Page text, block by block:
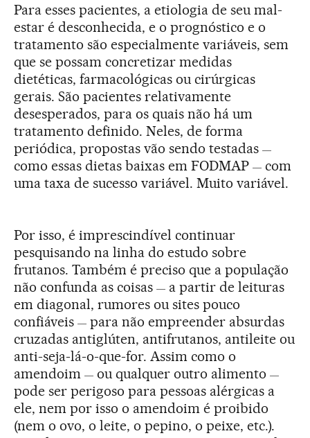
Para esses pacientes, a etiologia de seu mal-
estar é desconhecida, e o prognóstico e o
tratamento são especialmente variáveis, sem
que se possam concretizar medidas
dietéticas, farmacológicas ou cirúrgicas
gerais. São pacientes relativamente
desesperados, para os quais não há um
tratamento definido. Neles, de forma
periódica, propostas vão sendo testadas —
como essas dietas baixas em FODMAP — com
uma taxa de sucesso variável. Muito variável.
Por isso, é imprescindível continuar
pesquisando na linha do estudo sobre
frutanos. Também é preciso que a população
não confunda as coisas — a partir de leituras
em diagonal, rumores ou sites pouco
confiáveis — para não empreender absurdas
cruzadas antiglúten, antifrutanos, antileite ou
anti-seja-lá-o-que-for. Assim como o
amendoim — ou qualquer outro alimento —
pode ser perigoso para pessoas alérgicas a
ele, nem por isso o amendoim é proibido
(nem o ovo, o leite, o pepino, o peixe, etc.).